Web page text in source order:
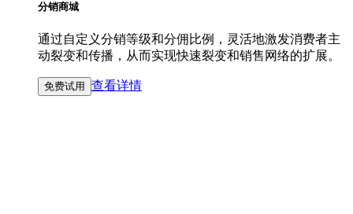
分销商城
通过自定义分销等级和分佣比例，灵活地激发消费者主
动裂变和传播，从而实现快速裂变和销售网络的扩展。
免费试用 查看详情